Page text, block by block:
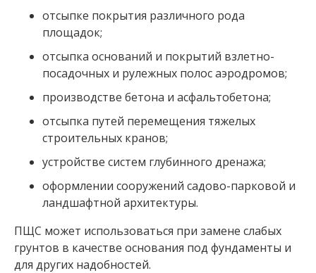
отсыпке покрытия различного рода
площадок;
отсыпка оснований и покрытий взлетно-
посадочных и рулежных полос аэродромов;
производстве бетона и асфальтобетона;
отсыпка путей перемещения тяжелых
строительных кранов;
устройстве систем глубинного дренажа;
оформлении сооружений садово-парковой и
ландшафтной архитектуры.
ПЩС может использоваться при замене слабых
грунтов в качестве основания под фундаменты и
для других надобностей.